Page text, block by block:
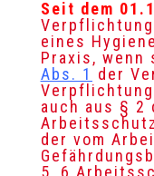
Seit dem
eines
Praxis,
Abs. 1 der
auch aus § 2
der vom
5, 6